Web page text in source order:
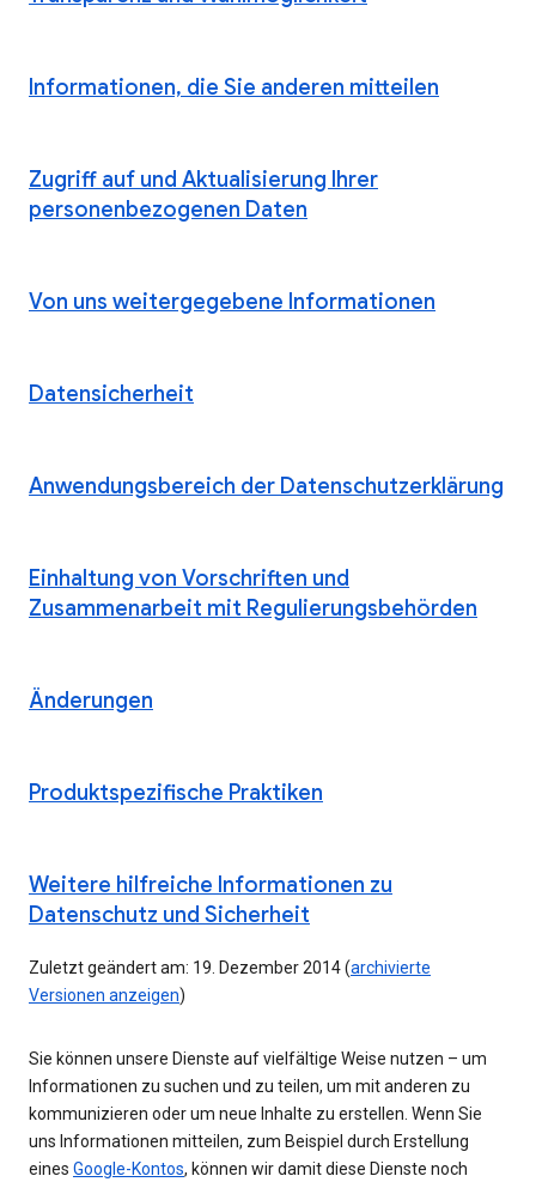
Informationen, die Sie anderen mitteilen
Zugriff auf und Aktualisierung Ihrer
personenbezogenen Daten
Von uns weitergegebene Informationen
Datensicherheit
Anwendungsbereich der Datenschutzerklärung
Einhaltung von Vorschriften und
Zusammenarbeit mit Regulierungsbehörden
Änderungen
Produktspezifische Praktiken
Weitere hilfreiche Informationen zu
Datenschutz und Sicherheit
Zuletzt geändert am: 19. Dezember 2014 (archivierte
Versionen anzeigen)
Sie können unsere Dienste auf vielfältige Weise nutzen – um
Informationen zu suchen und zu teilen, um mit anderen zu
kommunizieren oder um neue Inhalte zu erstellen. Wenn Sie
uns Informationen mitteilen, zum Beispiel durch Erstellung
eines Google-Kontos, können wir damit diese Dienste noch